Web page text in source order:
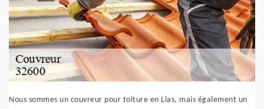
Nous sommes un couvreur pour toiture en Lias, mais également un